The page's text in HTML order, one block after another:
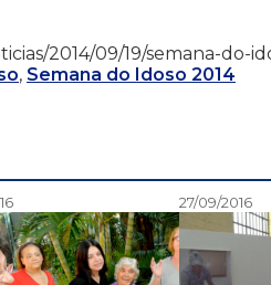
2014/09/19/semana-do-
, Semana do Idoso 2014
27/09/2016